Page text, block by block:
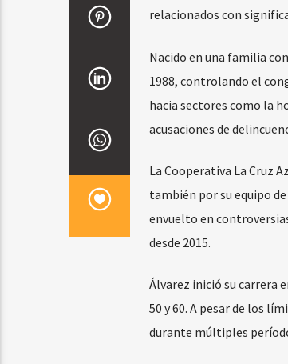
relacionados con
Nacido en una familia
1988, controlando el
hacia sectores como la
acusaciones de
La Cooperativa La Cruz
también por su equipo
envuelto en
desde 2015.
Álvarez inició su carrera
50 y 60. A pesar de los
durante múltiples